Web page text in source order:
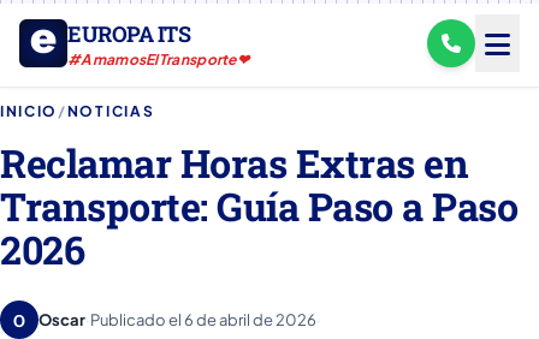
EUROPA ITS
#AmamosElTransporte❤
INICIO /NOTICIAS
Reclamar Horas Extras en
Transporte: Guía Paso a Paso
2026
O Oscar·Publicado el6 de abril de 2026·